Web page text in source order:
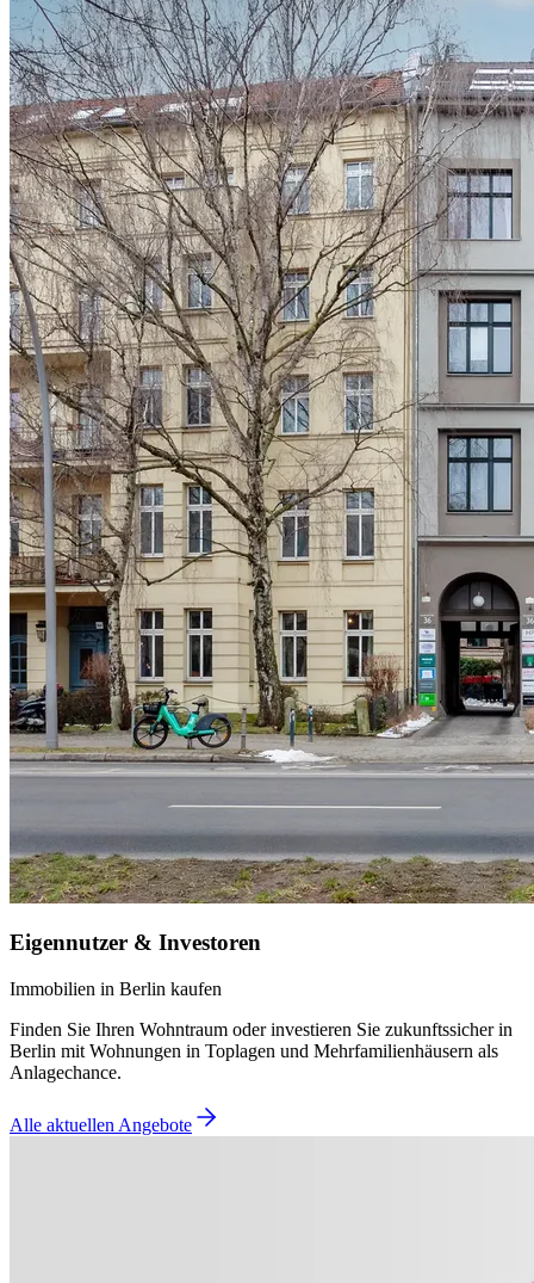
Eigennutzer & Investoren
Immobilien in Berlin kaufen
Finden Sie Ihren Wohntraum oder investieren Sie zukunftssicher in
Berlin mit Wohnungen in Toplagen und Mehrfamilienhäusern als
Anlagechance.
Alle aktuellen Angebote